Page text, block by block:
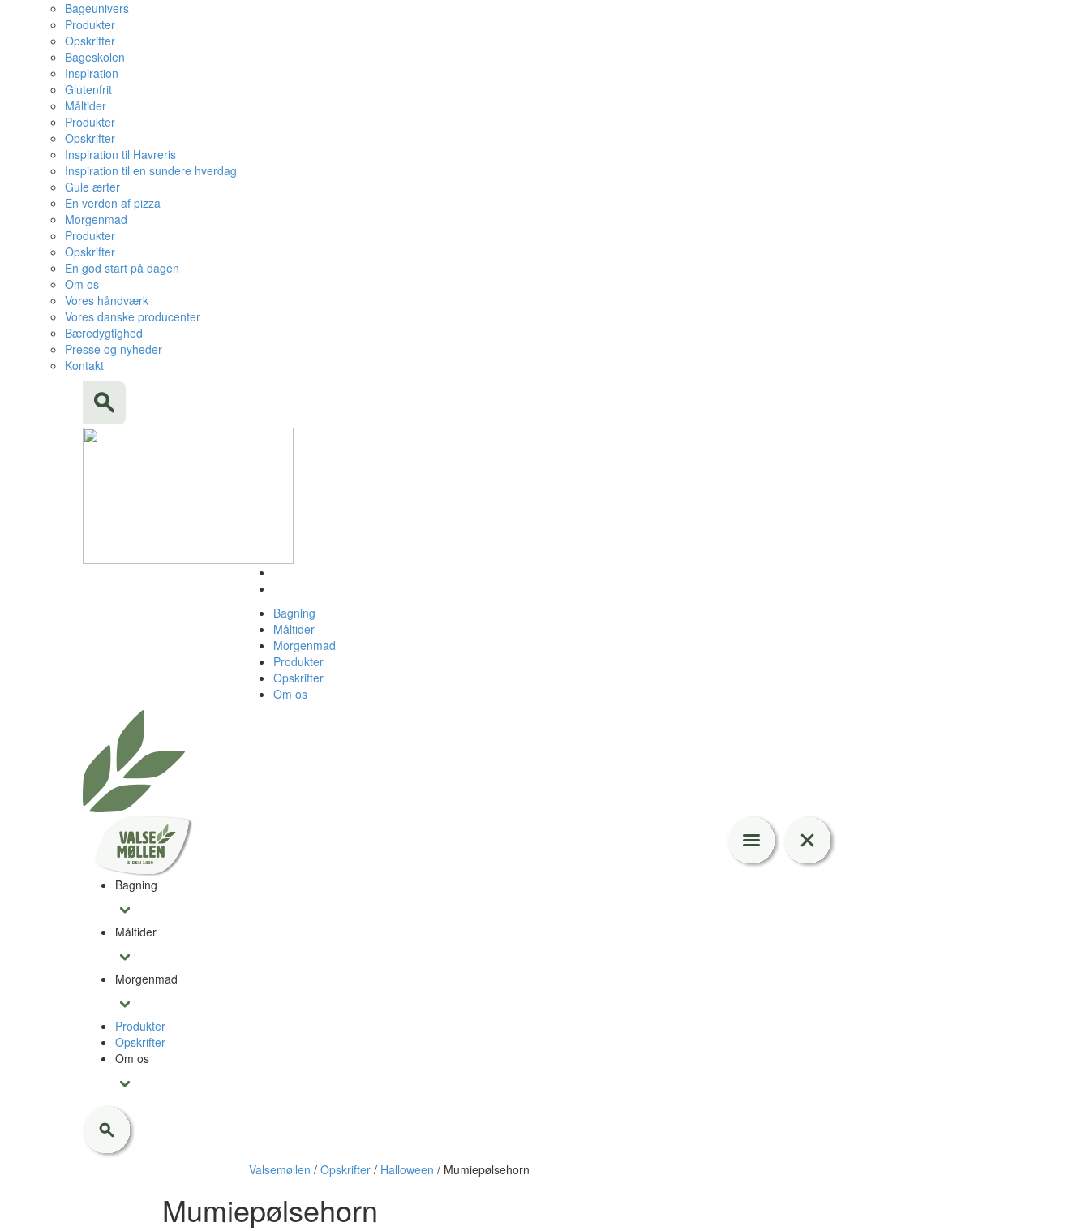
Bageunivers
Produkter
Opskrifter
Bageskolen
Inspiration
Glutenfrit
Måltider
Produkter
Opskrifter
Inspiration til Havreris
Inspiration til en sundere hverdag
Gule ærter
En verden af pizza
Morgenmad
Produkter
Opskrifter
En god start på dagen
Om os
Vores håndværk
Vores danske producenter
Bæredygtighed
Presse og nyheder
Kontakt
Bagning
Måltider
Morgenmad
Produkter
Opskrifter
Om os
Bagning
Måltider
Morgenmad
Produkter
Opskrifter
Om os
Valsemøllen / Opskrifter / Halloween / Mumiepølsehorn
Mumiepølsehorn